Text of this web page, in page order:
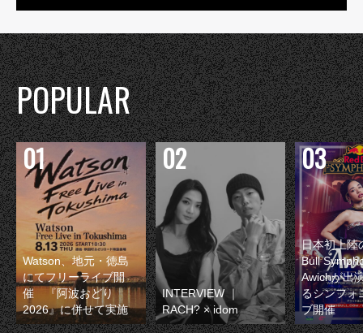
POPULAR
Watson、地元・徳島
にてフリーライブ開
催 『阿波おどり
2026』に併せて実施
INTERVIEW ｜
RACH? × idom
日本初上陸
Bull
Awichが出
るシンフォ
ブ開催